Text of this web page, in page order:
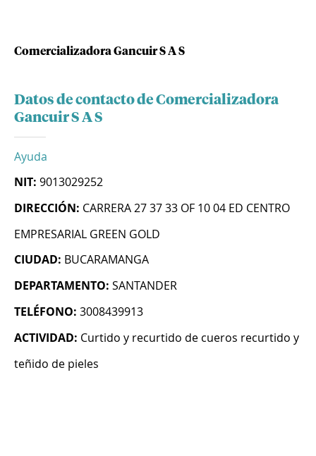
Comercializadora Gancuir S A S
Datos de contacto de Comercializadora
Gancuir S A S
Ayuda
NIT: 9013029252
DIRECCIÓN: CARRERA 27 37 33 OF 10 04 ED CENTRO
EMPRESARIAL GREEN GOLD
CIUDAD: BUCARAMANGA
DEPARTAMENTO: SANTANDER
TELÉFONO: 3008439913
ACTIVIDAD: Curtido y recurtido de cueros recurtido y
teñido de pieles